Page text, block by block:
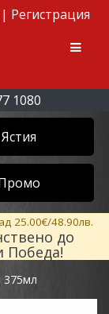
| Регистрация
1080
Ястия
25.00€/48.90лв.
до
Победа!
375мл